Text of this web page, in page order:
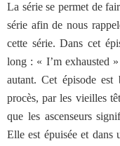
La série se permet de
série afin de nous
cette série. Dans cet
long : « I’m exhausted
autant. Cet épisode est
procès, par les vieilles
que les ascenseurs
Elle est épuisée et dans